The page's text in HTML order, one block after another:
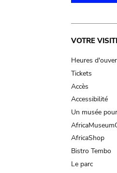
Main
VOTRE
Heures
Tickets
Accès
Accessibilité
Un musée
AfricaShop
Bistro Tembo
Le parc